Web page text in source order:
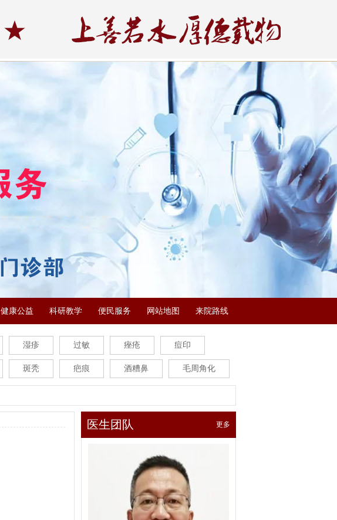
健康公益 科研教学 便民服务 网站地图 来院路线
湿疹 过敏 痤疮 痘印
斑秃 疤痕 酒糟鼻 毛周角化
医生团队 更多